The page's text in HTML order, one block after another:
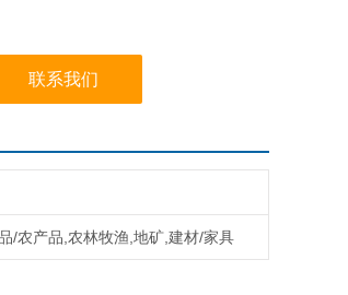
联系我们
/农产品,农林牧渔,地矿,建材/家具